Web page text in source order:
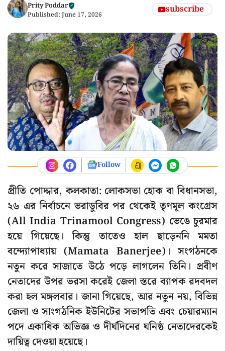
Prity Poddar
Published: June 17, 2026 subscribe
Follow
প্রীতি পোদ্দার, কলকাতা: লোকসভা হোক বা বিধানসভা,
২৬ এর নির্বাচনে ভরাডুবির পর থেকেই তৃণমূল কংগ্রেস
(All India Trinamool Congress) ভেঙে চুরমার
হয়ে গিয়েছে। কিন্তু তাতেও হাল ছাড়েননি মমতা
বন্দ্যোপাধ্যায় (Mamata Banerjee)। সংগঠনকে
নতুন করে সাজাতে উঠে পড়ে লাগলেন তিনি। প্রবীণ
নেতাদের উপর ভরসা করেই জেলা স্তরে ব্যাপক রদবদল
করা হল মঙ্গলবার। জানা গিয়েছে, আর নতুন নয়, বিভিন্ন
জেলা ও সাংগঠনিক ইউনিটের সভাপতি এবং চেয়ারম্যান
পদে একাধিক অভিজ্ঞ ও দীর্ঘদিনের ঘনিষ্ঠ নেতাদেরকেই
দায়িত্ব দেওয়া হয়েছে।